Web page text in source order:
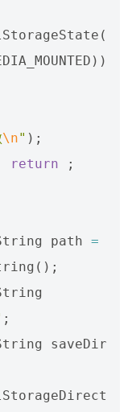
(
))
\n" );
return
;
path =
();
;
saveDir